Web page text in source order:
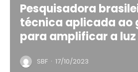
Pesquisadora
técnica aplicada ao
para amplificar a luz
SBF · 17/10/2023